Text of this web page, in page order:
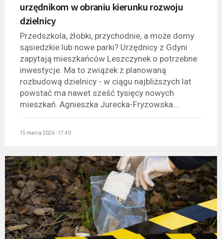
urzędnikom w obraniu kierunku rozwoju
dzielnicy
Przedszkola, żłobki, przychodnie, a może domy
sąsiedzkie lub nowe parki? Urzędnicy z Gdyni
zapytają mieszkańców Leszczynek o potrzebne
inwestycje. Ma to związek z planowaną
rozbudową dzielnicy - w ciągu najbliższych lat
powstać ma nawet sześć tysięcy nowych
mieszkań. Agnieszka Jurecka-Fryzowska...
15 marca 2026 - 17:40